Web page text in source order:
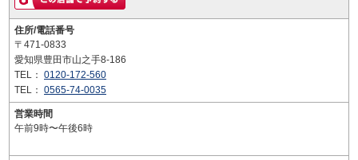
住所/電話番号
〒471-0833
愛知県豊田市山之手8-186
TEL： 0120-172-560
TEL： 0565-74-0035
営業時間
午前9時〜午後6時